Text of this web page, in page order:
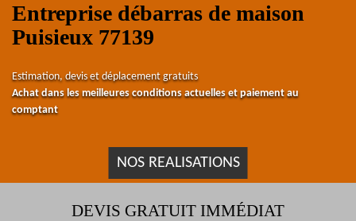
Entreprise débarras de maison
Puisieux 77139
Estimation, devis et déplacement gratuits
Achat dans les meilleures conditions actuelles et paiement au
comptant
NOS REALISATIONS
DEVIS GRATUIT IMMÉDIAT